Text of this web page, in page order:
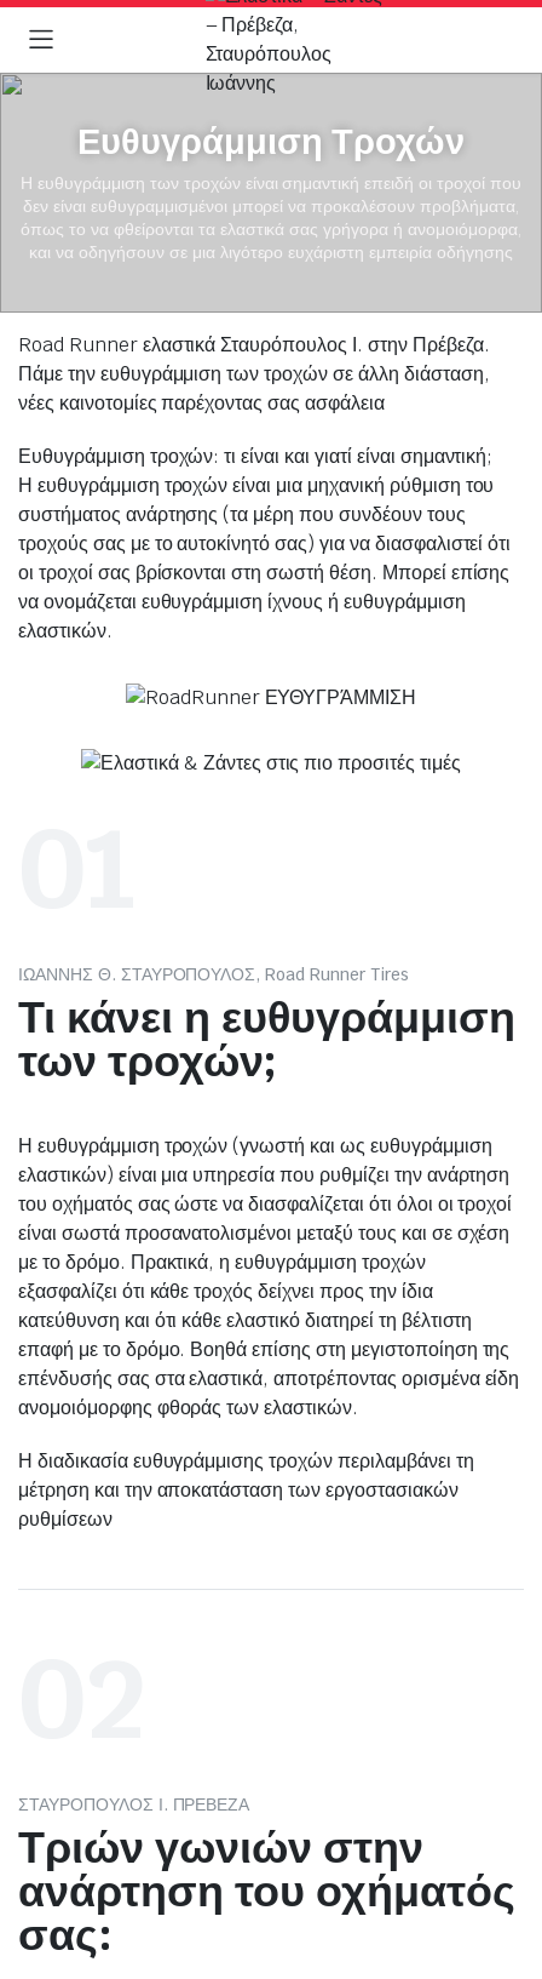
Ευθυγράμμιση Τροχών
Η ευθυγράμμιση των τροχών είναι σημαντική επειδή οι τροχοί που
δεν είναι ευθυγραμμισμένοι μπορεί να προκαλέσουν προβλήματα,
όπως το να φθείρονται τα ελαστικά σας γρήγορα ή ανομοιόμορφα,
και να οδηγήσουν σε μια λιγότερο ευχάριστη εμπειρία οδήγησης
Road Runner ελαστικά Σταυρόπουλος Ι. στην Πρέβεζα.
Πάμε την ευθυγράμμιση των τροχών σε άλλη διάσταση,
νέες καινοτομίες παρέχοντας σας ασφάλεια
Ευθυγράμμιση τροχών: τι είναι και γιατί είναι σημαντική;
Η ευθυγράμμιση τροχών είναι μια μηχανική ρύθμιση του
συστήματος ανάρτησης (τα μέρη που συνδέουν τους
τροχούς σας με το αυτοκίνητό σας) για να διασφαλιστεί ότι
οι τροχοί σας βρίσκονται στη σωστή θέση. Μπορεί επίσης
να ονομάζεται ευθυγράμμιση ίχνους ή ευθυγράμμιση
ελαστικών.
ΙΩΑΝΝΗΣ Θ. ΣΤΑΥΡΟΠΟΥΛΟΣ, Road Runner Tires
Τι κάνει η ευθυγράμμιση
των τροχών;
Η ευθυγράμμιση τροχών (γνωστή και ως ευθυγράμμιση
ελαστικών) είναι μια υπηρεσία που ρυθμίζει την ανάρτηση
του οχήματός σας ώστε να διασφαλίζεται ότι όλοι οι τροχοί
είναι σωστά προσανατολισμένοι μεταξύ τους και σε σχέση
με το δρόμο. Πρακτικά, η ευθυγράμμιση τροχών
εξασφαλίζει ότι κάθε τροχός δείχνει προς την ίδια
κατεύθυνση και ότι κάθε ελαστικό διατηρεί τη βέλτιστη
επαφή με το δρόμο. Βοηθά επίσης στη μεγιστοποίηση της
επένδυσής σας στα ελαστικά, αποτρέποντας ορισμένα είδη
ανομοιόμορφης φθοράς των ελαστικών.
Η διαδικασία ευθυγράμμισης τροχών περιλαμβάνει τη
μέτρηση και την αποκατάσταση των εργοστασιακών
ρυθμίσεων
ΣΤΑΥΡΟΠΟΥΛΟΣ Ι. ΠΡΕΒΕΖΑ
Τριών γωνιών στην
ανάρτηση του οχήματός
σας: